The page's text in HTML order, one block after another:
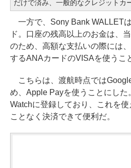
だけで済み、一般的なクレジットカ
一方で、Sony Bank WALLET
ド。口座の残高以上のお金は、
のため、高額な支払いの際には
するANAカードのVISAを使うこ
こちらは、渡航時点では
め、Apple Payを使うことにし
Watchに登録しており、これを
ことなく決済できて便利だ。